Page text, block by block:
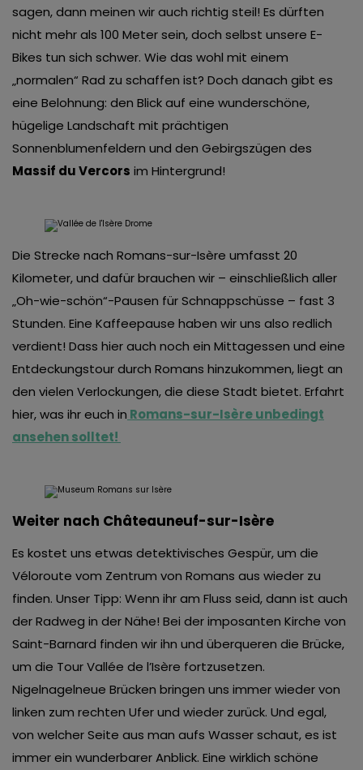
sagen, dann meinen wir auch richtig steil! Es dürften
nicht mehr als 100 Meter sein, doch selbst unsere E-
Bikes tun sich schwer. Wie das wohl mit einem
„normalen“ Rad zu schaffen ist? Doch danach gibt es
eine Belohnung: den Blick auf eine wunderschöne,
hügelige Landschaft mit prächtigen
Sonnenblumenfeldern und den Gebirgszügen des
Massif du Vercors im Hintergrund!
Die Strecke nach Romans-sur-Isère umfasst 20
Kilometer, und dafür brauchen wir – einschließlich aller
„Oh-wie-schön“-Pausen für Schnappschüsse – fast 3
Stunden. Eine Kaffeepause haben wir uns also redlich
verdient! Dass hier auch noch ein Mittagessen und eine
Entdeckungstour durch Romans hinzukommen, liegt an
den vielen Verlockungen, die diese Stadt bietet. Erfahrt
hier, was ihr euch in Romans-sur-Isère unbedingt
ansehen solltet!
Weiter nach Châteauneuf-sur-Isère
Es kostet uns etwas detektivisches Gespür, um die
Véloroute vom Zentrum von Romans aus wieder zu
finden. Unser Tipp: Wenn ihr am Fluss seid, dann ist auch
der Radweg in der Nähe! Bei der imposanten Kirche von
Saint-Barnard finden wir ihn und überqueren die Brücke,
um die Tour Vallée de l’Isère fortzusetzen.
Nigelnagelneue Brücken bringen uns immer wieder von
linken zum rechten Ufer und wieder zurück. Und egal,
von welcher Seite aus man aufs Wasser schaut, es ist
immer ein wunderbarer Anblick. Eine wirklich schöne